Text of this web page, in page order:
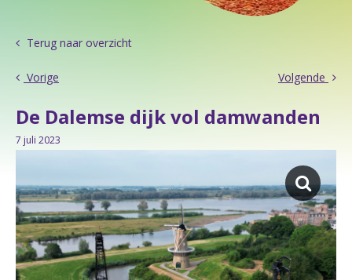
Terug naar overzicht
Volgende
Vorige
De Dalemse dijk vol damwanden
7 juli 2023